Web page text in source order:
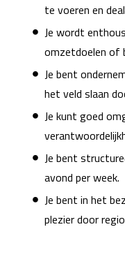
te voeren en
Je wordt
omzetdoelen of
Je bent
het veld slaan
Je kunt goed
Je bent
avond per week.
Je bent in het
plezier door